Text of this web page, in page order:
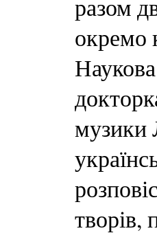
разом
окремо
музики
творів,